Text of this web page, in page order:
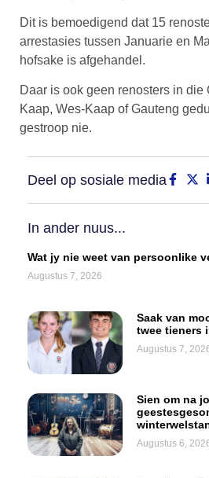
Dit is bemoedigend dat 15
arrestasies tussen Januarie en
hofsake is afgehandel.
Daar is ook geen renosters in die
Kaap, Wes-Kaap of Gauteng
gestroop nie.
Deel op sosiale media
In ander nuus...
Wat jy nie weet van persoonlike
Augustus 7, 2026
Saak van
twee tieners
Augustus 7,
Sien om na
Augustus 6,